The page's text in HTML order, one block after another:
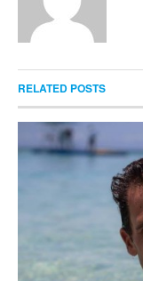
RELATED POSTS